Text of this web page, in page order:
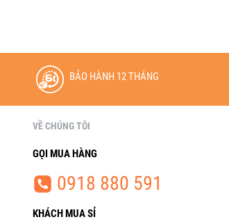
BẢO HÀNH 12 THÁNG
VỀ CHÚNG TÔI
GỌI MUA HÀNG
0918 880 591
KHÁCH MUA SỈ